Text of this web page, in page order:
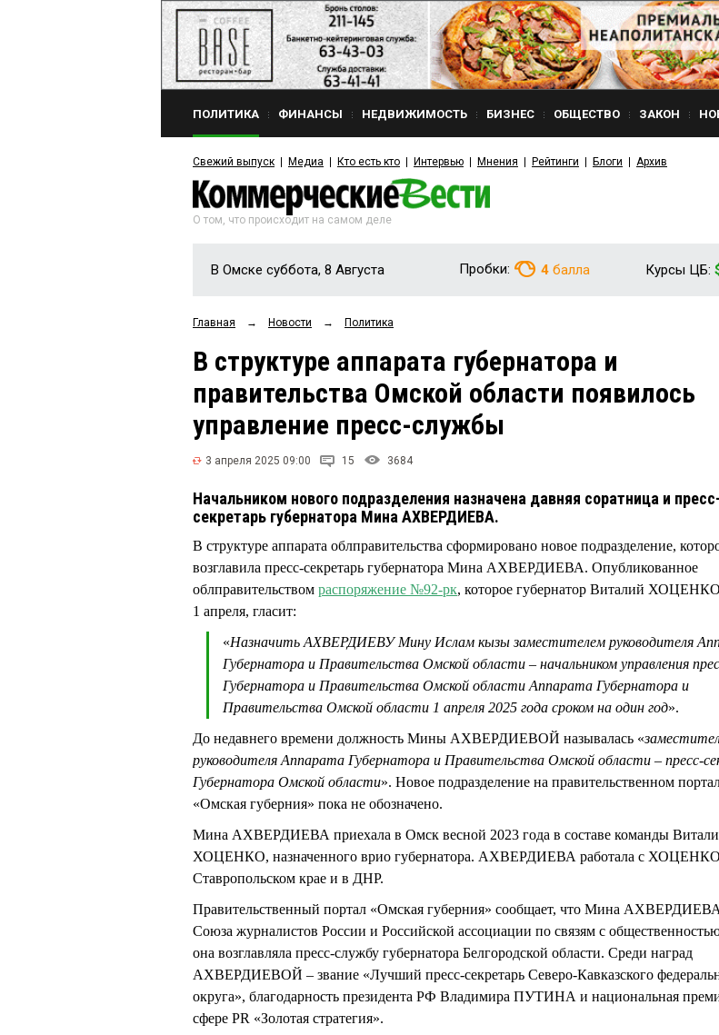
ПОЛИТИКА ФИНАНСЫ НЕДВИЖИМОСТЬ БИЗНЕС ОБЩЕСТВО ЗАКОН
Свежий выпуск Медиа Кто есть кто Интервью Мнения Рейтинги Блоги Архив
О том, что происходит на самом деле
В Омске суббота, 8 Августа Пробки: 4 балла Курсы ЦБ:
Главная → Новости → Политика
В структуре аппарата губернатора и
правительства Омской области появилось
управление пресс-службы
3 апреля 2025 09:00 15 3684
Начальником нового подразделения назначена давняя соратница и пресс-
секретарь губернатора Мина АХВЕРДИЕВА.
В структуре аппарата облправительства сформировано новое подразделение,
возглавила пресс-секретарь губернатора Мина АХВЕРДИЕВА. Опубликованное
облправительством распоряжение №92-рк, которое губернатор Виталий
1 апреля, гласит:
«Назначить АХВЕРДИЕВУ Мину Ислам кызы заместителем руководителя
Губернатора и Правительства Омской области – начальником управления
Губернатора и Правительства Омской области Аппарата Губернатора и
Правительства Омской области 1 апреля 2025 года сроком на один год».
До недавнего времени должность Мины АХВЕРДИЕВОЙ называлась «
руководителя Аппарата Губернатора и Правительства Омской области – пресс-
Губернатора Омской области». Новое подразделение на правительственном
«Омская губерния» пока не обозначено.
Мина АХВЕРДИЕВА приехала в Омск весной 2023 года в составе команды
ХОЦЕНКО, назначенного врио губернатора. АХВЕРДИЕВА работала с
Ставропольском крае и в ДНР.
Правительственный портал «Омская губерния» сообщает, что Мина
Союза журналистов России и Российской ассоциации по связям с
она возглавляла пресс-службу губернатора Белгородской области. Среди наград
АХВЕРДИЕВОЙ – звание «Лучший пресс-секретарь Северо-Кавказского
округа», благодарность президента РФ Владимира ПУТИНА и национальная
сфере PR «Золотая стратегия».